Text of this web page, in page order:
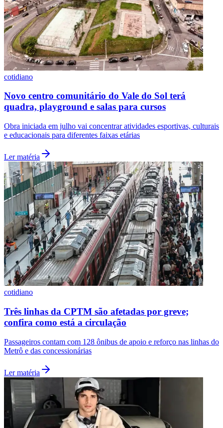
Santos
Flamengo
cotidiano
Novo centro comunitário do Vale do Sol terá
quadra, playground e salas para cursos
Obra iniciada em julho vai concentrar atividades esportivas, culturais
e educacionais para diferentes faixas etárias
Ler matéria
cotidiano
Três linhas da CPTM são afetadas por greve;
confira como está a circulação
Passageiros contam com 128 ônibus de apoio e reforço nas linhas do
Metrô e das concessionárias
Ler matéria